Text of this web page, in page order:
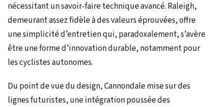
nécessitant un savoir-faire technique avancé. Raleigh,
demeurant assez fidèle à des valeurs éprouvées, offre
une simplicité d’entretien qui, paradoxalement, s’avère
être une forme d’innovation durable, notamment pour
les cyclistes autonomes.
Du point de vue du design, Cannondale mise sur des
lignes futuristes, une intégration poussée des